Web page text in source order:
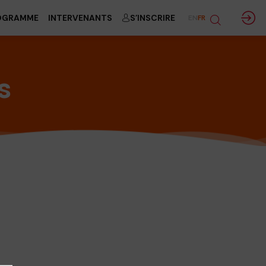
INTERVENANTS S'INSCRIRE FR